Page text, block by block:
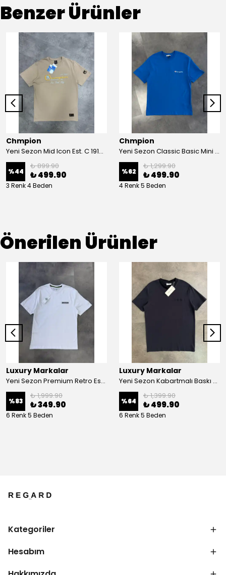
Benzer Ürünler
Chmpion
Yeni Sezon Mid Icon Est. C 1919 Series T-shirt
%44
₺ 899.90
₺ 499.90
3 Renk 4 Beden
Chmpion
Yeni Sezon Classic Basic Mini Logo T-shirt
%62
₺ 1,299.90
₺ 499.90
4 Renk 5 Beden
Önerilen Ürünler
Luxury Markalar
Yeni Sezon Premium Retro Essential Logo T-shirt
%83
₺ 1,999.90
₺ 349.90
6 Renk 5 Beden
Luxury Markalar
Yeni Sezon Kabartmalı Baskı Essential T-shirt
%64
₺ 1,399.90
₺ 499.90
6 Renk 5 Beden
Kategoriler
Hesabım